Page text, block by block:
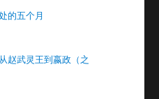
的五个月
武灵王到嬴政（之